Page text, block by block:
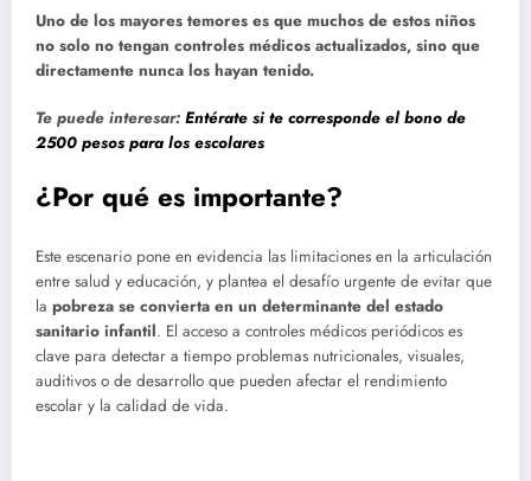
Uno de los mayores temores es que muchos de estos niños
no solo no tengan controles médicos actualizados, sino que
directamente nunca los hayan tenido.
Te puede interesar: Entérate si te corresponde el bono de
2500 pesos para los escolares
¿Por qué es importante?
Este escenario pone en evidencia las limitaciones en la articulación
entre salud y educación, y plantea el desafío urgente de evitar que
la pobreza se convierta en un determinante del estado
sanitario infantil. El acceso a controles médicos periódicos es
clave para detectar a tiempo problemas nutricionales, visuales,
auditivos o de desarrollo que pueden afectar el rendimiento
escolar y la calidad de vida.